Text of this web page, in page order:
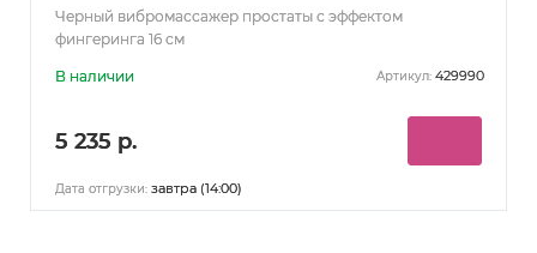
Черный вибромассажер простаты с эффектом
фингеринга 16 см
В наличии Артикул: 429990
5 235 р.
Дата отгрузки: завтра (14:00)